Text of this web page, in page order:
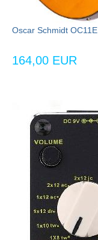
Oscar Schmidt OC11E
164,00 EUR